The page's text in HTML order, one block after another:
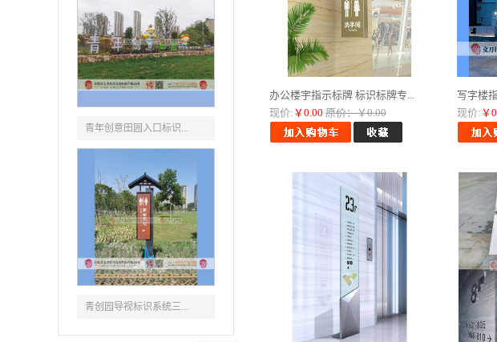
青年创意田园入口标识...
青创园导视标识系统三...
办公楼宇指示标牌 标识标牌专...
现价: ￥0.00 原价：￥0.00
写字楼
现价: ￥